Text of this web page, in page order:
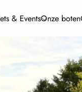
& EventsOnze boten